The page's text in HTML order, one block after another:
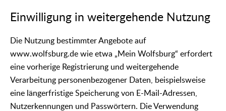
Einwilligung in weitergehende Nutzung
Die Nutzung bestimmter Angebote auf
www.wolfsburg.de wie etwa „Mein Wolfsburg“ erfordert
eine vorherige Registrierung und weitergehende
Verarbeitung personenbezogener Daten, beispielsweise
eine längerfristige Speicherung von E-Mail-Adressen,
Nutzerkennungen und Passwörtern. Die Verwendung